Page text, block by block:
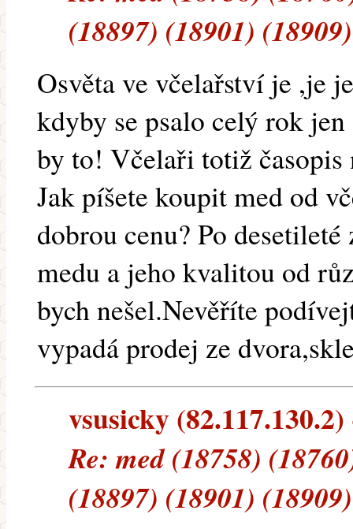
(18897) (18901)
Osvěta ve včelařství je ,je
kdyby se psalo celý rok
by to! Včelaři totiž časopis
Jak píšete koupit med od
dobrou cenu? Po
medu a jeho kvalitou od
bych nešel.Nevěříte
vypadá prodej ze
vsusicky
Re: med (18758)
(18897) (18901)